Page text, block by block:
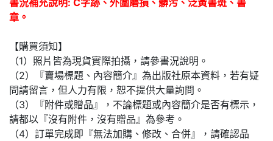
章。
【購買須知】
（1）照片皆為現貨實際拍攝，請參書況說明。
（2）『賣場標題、內容簡介』為出版社原本資料，若有疑
問請留言，但人力有限，恕不提供大量詢問。
（3）『附件或贈品』，不論標題或內容簡介是否有標示，
請都以『沒有附件，沒有贈品』為參考。
（4）訂單完成即『無法加購、修改、合併』，請確認品